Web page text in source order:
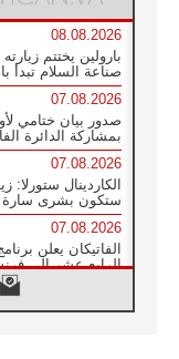
08.08.2026
بارولين يختتم
صناعة السلام تبدأ
07.08.2026
صدور بيان ختامي
بمشاركة الدائرة
07.08.2026
الكاردينال ستورلا:
ستكون بشرى سارة
07.08.2026
الفاتيكان يعلن
الرابع عشر إلى
في